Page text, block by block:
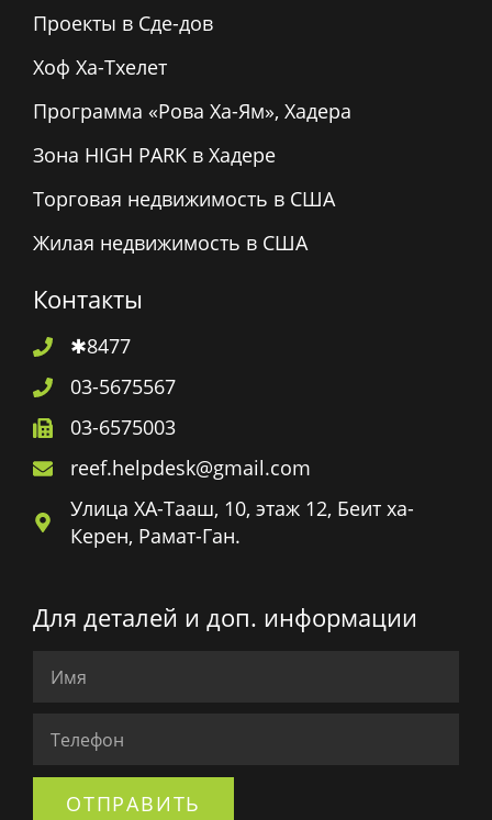
Проекты в Сде-дов
Хоф Ха-Тхелет
Программа «Рова Ха-Ям», Хадера
Зона HIGH PARK в Хадере
Торговая недвижимость в США
Жилая недвижимость в США
Контакты
✱8477
03-5675567
03-6575003
reef.helpdesk@gmail.com
Улица ХА-Тааш, 10, этаж 12, Беит ха-
Керен, Рамат-Ган.
Для деталей и доп. информации
ОТПРАВИТЬ